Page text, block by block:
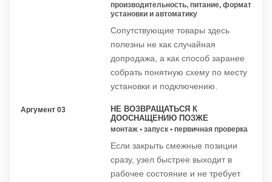
производительность, питание, формат
установки и автоматику
Сопутствующие товары здесь
полезны не как случайная
допродажа, а как способ заранее
собрать понятную схему по месту
установки и подключению.
Аргумент 03
НЕ ВОЗВРАЩАТЬСЯ К
ДООСНАЩЕНИЮ ПОЗЖЕ
монтаж • запуск • первичная проверка
Если закрыть смежные позиции
сразу, узел быстрее выходит в
рабочее состояние и не требует